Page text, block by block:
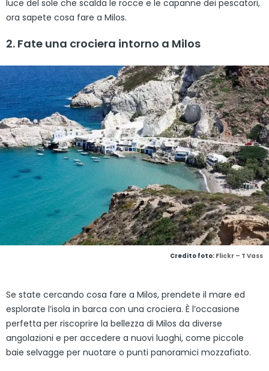
luce del sole che scalda le rocce e le capanne dei pescatori,
ora sapete cosa fare a Milos.
2. Fate una crociera intorno a Milos
Credito foto: Flickr – T Vass
Se state cercando cosa fare a Milos, prendete il mare ed
esplorate l’isola in barca con una crociera. È l’occasione
perfetta per riscoprire la bellezza di Milos da diverse
angolazioni e per accedere a nuovi luoghi, come piccole
baie selvagge per nuotare o punti panoramici mozzafiato.